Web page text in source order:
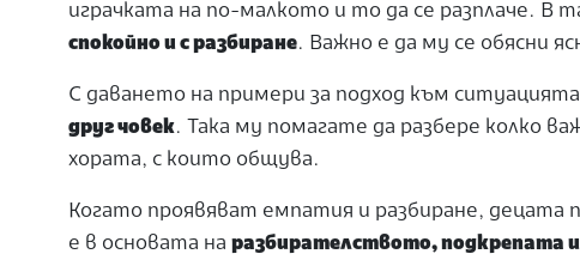
играчката на по-малкото и то да се разплаче.
спокойно и с разбиране. Важно е да му се обясни
С даването на примери за подход към
друг човек. Така му помагате да разбере колко
хората, с които общува.
Когато проявяват емпатия и разбиране, децата
е в основата на разбирателството, подкрепата